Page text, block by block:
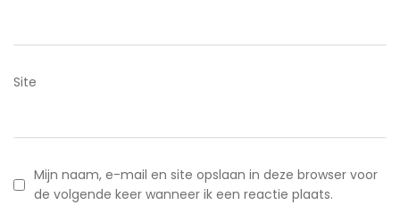
Site
Mijn naam, e-mail en site opslaan in deze browser voor
de volgende keer wanneer ik een reactie plaats.